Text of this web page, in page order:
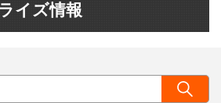
イズ情報